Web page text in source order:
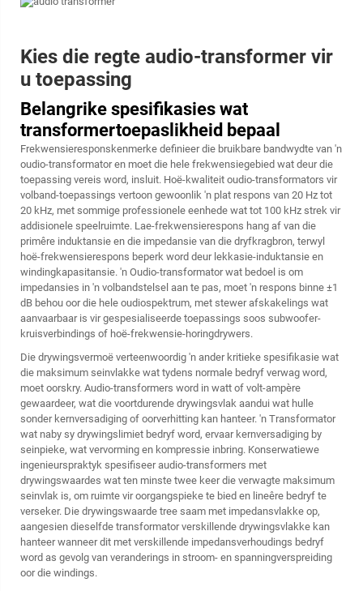
Kies die regte audio-transformer vir
u toepassing
Belangrike spesifikasies wat
transformertoepaslikheid bepaal
Frekwensieresponskenmerke definieer die bruikbare bandwydte van 'n
oudio-transformator en moet die hele frekwensiegebied wat deur die
toepassing vereis word, insluit. Hoë-kwaliteit oudio-transformators vir
volband-toepassings vertoon gewoonlik 'n plat respons van 20 Hz tot
20 kHz, met sommige professionele eenhede wat tot 100 kHz strek vir
addisionele speelruimte. Lae-frekwensierespons hang af van die
primêre induktansie en die impedansie van die dryfkragbron, terwyl
hoë-frekwensierespons beperk word deur lekkasie-induktansie en
windingkapasitansie. 'n Oudio-transformator wat bedoel is om
impedansies in 'n volbandstelsel aan te pas, moet 'n respons binne ±1
dB behou oor die hele oudiospektrum, met stewer afskakelings wat
aanvaarbaar is vir gespesialiseerde toepassings soos subwoofer-
kruisverbindings of hoë-frekwensie-horingdrywers.
Die drywingsvermoë verteenwoordig 'n ander kritieke spesifikasie wat
die maksimum seinvlakke wat tydens normale bedryf verwag word,
moet oorskry. Audio-transformers word in watt of volt-ampère
gewaardeer, wat die voortdurende drywingsvlak aandui wat hulle
sonder kernversadiging of oorverhitting kan hanteer. 'n Transformator
wat naby sy drywingslimiet bedryf word, ervaar kernversadiging by
seinpieke, wat vervorming en kompressie inbring. Konserwatiewe
ingenieurspraktyk spesifiseer audio-transformers met
drywingswaardes wat ten minste twee keer die verwagte maksimum
seinvlak is, om ruimte vir oorgangspieke te bied en lineêre bedryf te
verseker. Die drywingswaarde tree saam met impedansvlakke op,
aangesien dieselfde transformator verskillende drywingsvlakke kan
hanteer wanneer dit met verskillende impedansverhoudings bedryf
word as gevolg van veranderings in stroom- en spanningverspreiding
oor die windings.